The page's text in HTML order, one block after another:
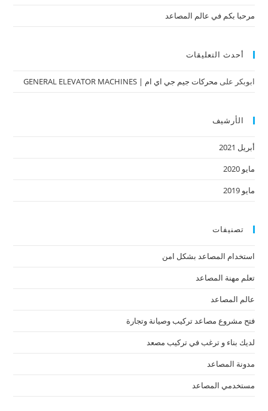
مرحبا بكم في عالم المصاعد
أحدث التعليقات
ابوبكر على محركات جيم جي اي ام | GENERAL ELEVATOR MACHINES
الأرشيف
أبريل 2021
مايو 2020
مايو 2019
تصنيفات
استخدام المصاعد بشكل امن
تعلم مهنة المصاعد
عالم المصاعد
فتح مشروع مصاعد تركيب وصيانة وتجارة
لديك بناء و ترغب في تركيب مصعد
مدونة المصاعد
مستخدمي المصاعد